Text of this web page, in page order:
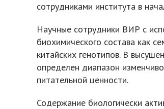
сотрудниками института в
Научные сотрудники ВИР с
биохимического состава как
китайских генотипов. В
определен диапазон
питательной ценности.
Содержание биологически